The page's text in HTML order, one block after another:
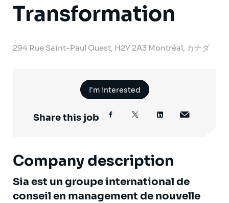
Transformation
294 Rue Saint-Paul Ouest, H2Y 2A3 Montréal, カナダ
I'm interested
Share this job
Company description
Sia est un groupe international de
conseil en management de nouvelle